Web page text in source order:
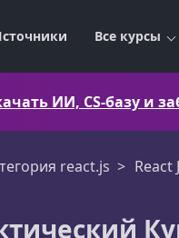
Все курсы
ИИ, CS-базу и
react.js React